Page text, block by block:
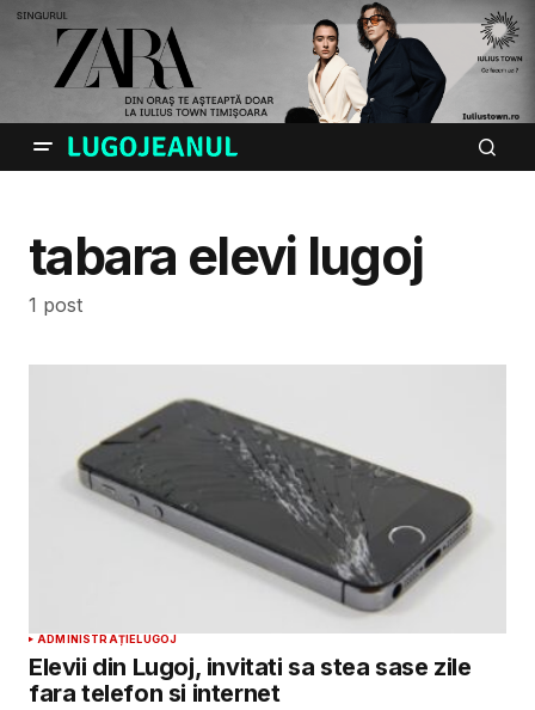
tabara elevi lugoj
1 post
ADMINISTRAȚIELUGOJ
Elevii din Lugoj, invitati sa stea sase zile
fara telefon si internet